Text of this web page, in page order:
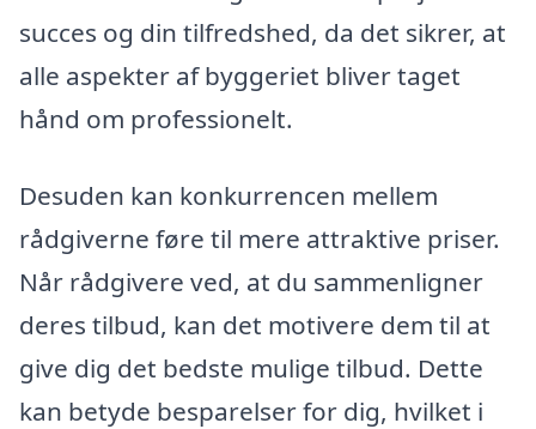
succes og din tilfredshed, da det sikrer, at
alle aspekter af byggeriet bliver taget
hånd om professionelt.
Desuden kan konkurrencen mellem
rådgiverne føre til mere attraktive priser.
Når rådgivere ved, at du sammenligner
deres tilbud, kan det motivere dem til at
give dig det bedste mulige tilbud. Dette
kan betyde besparelser for dig, hvilket i